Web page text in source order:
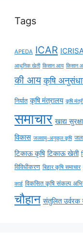
Tags
APEDA ICAR
आधुनिक खेती किसान आय किसान
की आय कृषि
निर्यात कृषि मंत्रालय कृषि मंत्री
समाचार खाद्य सुरक्षा
विकास जलवायु-अनुकूल कृषि
टिकाऊ कृषि टिकाऊ खेती
विविधीकरण बिहार कृषि समाचार
कार्ड विकसित कृषि संकल्प
चौहान संतुलित उर्वरक